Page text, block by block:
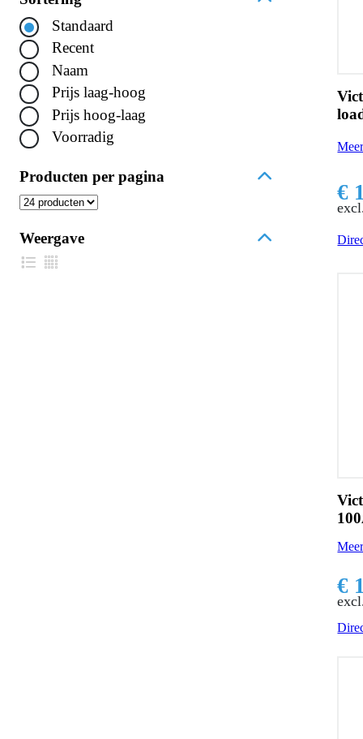
Standaard
Recent
Naam
Prijs laag-hoog
Prijs hoog-laag
Voorradig
Producten per pagina
Weergave
€
€